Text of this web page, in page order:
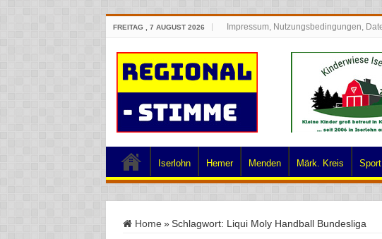
FREITAG , 7 AUGUST 2026 Impressum, Nutzungsbedingungen,
Iserlohn Hemer Menden Märk. Kreis Sport
Home » Schlagwort: Liqui Moly Handball Bundesliga